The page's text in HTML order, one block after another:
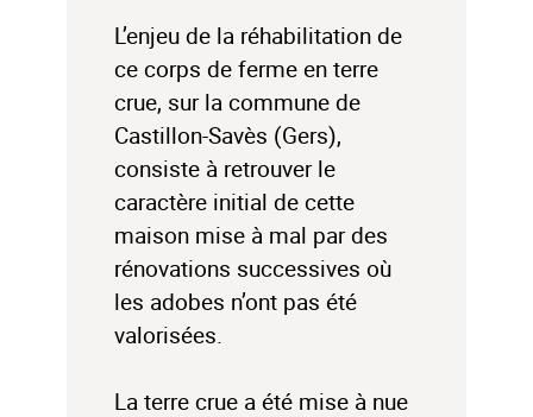
L’enjeu de la réhabilitation de
ce corps de ferme en terre
crue, sur la commune de
Castillon-Savès (Gers),
consiste à retrouver le
caractère initial de cette
maison mise à mal par des
rénovations successives où
les adobes n’ont pas été
valorisées.
La terre crue a été mise à nue